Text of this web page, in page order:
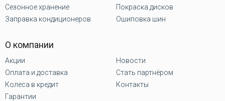
Сезонное хранение
Заправка кондиционеров
Покраска дисков
Ошиповка шин
О компании
Акции
Оплата и доставка
Колеса в кредит
Гарантии
Новости
Стать партнёром
Контакты